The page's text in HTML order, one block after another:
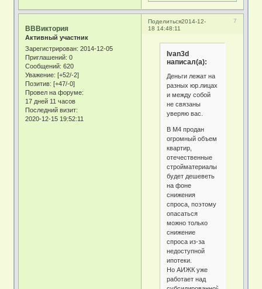
Поделиться 7
2014-12-
18 14:48:11
ВВВиктория
Активный участник
Зарегистрирован: 2014-12-05
Приглашений: 0
Сообщений: 620
Уважение: [+52/-2]
Позитив: [+47/-0]
Провел на форуме:
17 дней 11 часов
Последний визит:
2020-12-15 19:52:11
Ivan3d
написал(а):
Деньги лежат на
разных юр.лицах
и между собой
не связаны
уверяю вас.
В М4 продан
огромный объем
квартир,
отечественные
стройматериалы
будет дешеветь
на фоне
снижения
спроса, поэтому
опасаться
можно только
снижение
спроса из-за
недоступной
ипотеки.
Но АИЖК уже
работает над